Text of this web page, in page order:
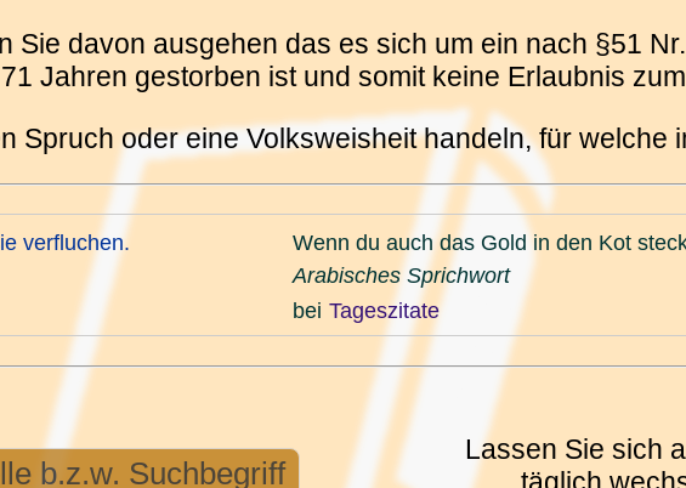
Sie davon ausgehen das es sich um ein nach §51
Jahren gestorben ist und somit keine Erlaubnis
Spruch oder eine Volksweisheit handeln, für welche
verfluchen.
Wenn du auch das Gold in den Kot
Arabisches Sprichwort
bei Tageszitate
b.z.w. Suchbegriff
Lassen Sie sich
täglich